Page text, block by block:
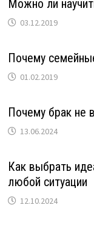
Можно ли
03.12.2019
Почему
01.02.2019
Почему брак не
13.06.2024
Как выбрать
любой ситуации
12.10.2024